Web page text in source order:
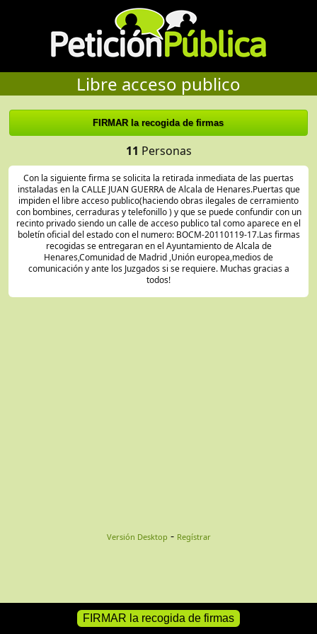
Libre acceso publico
11 Personas
Con la siguiente firma se solicita la retirada inmediata de las puertas
instaladas en la CALLE JUAN GUERRA de Alcala de Henares.Puertas que
impiden el libre acceso publico(haciendo obras ilegales de cerramiento
con bombines, cerraduras y telefonillo ) y que se puede confundir con un
recinto privado siendo un calle de acceso publico tal como aparece en el
boletín oficial del estado con el numero: BOCM-20110119-17.Las firmas
recogidas se entregaran en el Ayuntamiento de Alcala de
Henares,Comunidad de Madrid ,Unión europea,medios de
comunicación y ante los Juzgados si se requiere. Muchas gracias a
todos!
Versión Desktop - Regístrar